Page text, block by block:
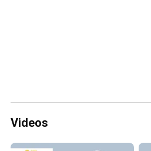
Videos